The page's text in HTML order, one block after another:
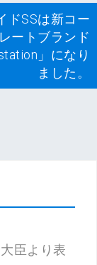
ドSSは新コー
ートブランド
」になり
ました。
臣より表